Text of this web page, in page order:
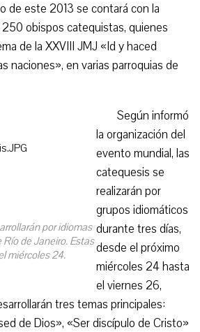
de este 2013 se contará con la
obispos catequistas, quienes
de la XXVIII JMJ «Id y haced
naciones», en varias parroquias de
por idiomas
de Janeiro. Estas
miércoles 24.
Según informó
la organización del
evento mundial, las
catequesis se
realizarán por
grupos idiomáticos
durante tres días,
desde el próximo
miércoles 24 hasta
el viernes 26,
tres temas principales:
de Dios», «Ser discípulo de Cristo»